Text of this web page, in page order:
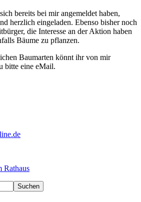
bereits bei mir angemeldet haben,
herzlich eingeladen. Ebenso bisher noch
die Interesse an der Aktion haben
Bäume zu pflanzen.
Baumarten könnt ihr von mir
bitte eine eMail.
Rathaus